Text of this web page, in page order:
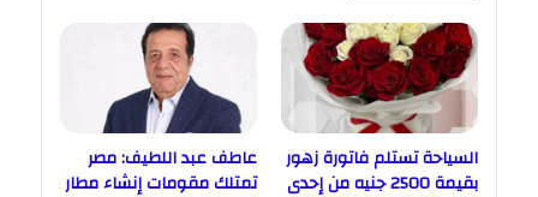
السياحة تستلم فاتورة زهور
بقيمة 2500 جنيه من إحدى
عاطف عبد اللطيف: مصر
تمتلك مقومات إنشاء مطار